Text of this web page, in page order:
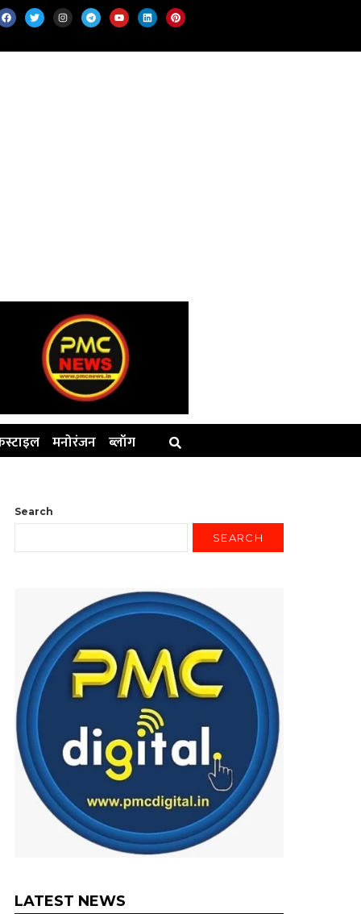
मनोरंजन ब्लॉग
Search
SEARCH
LATEST NEWS